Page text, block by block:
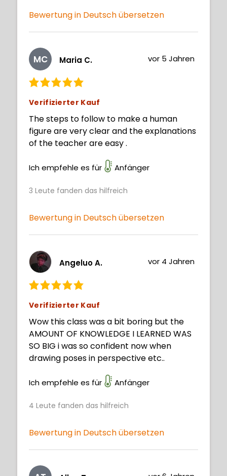
Bewertung in Deutsch übersetzen
MC Maria C. vor 5 Jahren
Verifizierter Kauf
The steps to follow to make a human
figure are very clear and the explanations
of the teacher are easy .
Ich empfehle es für Anfänger
3 Leute fanden das hilfreich
Bewertung in Deutsch übersetzen
Angeluo A. vor 4 Jahren
Verifizierter Kauf
Wow this class was a bit boring but the
AMOUNT OF KNOWLEDGE I LEARNED WAS
SO BIG i was so confident now when
drawing poses in perspective etc..
Ich empfehle es für Anfänger
4 Leute fanden das hilfreich
Bewertung in Deutsch übersetzen